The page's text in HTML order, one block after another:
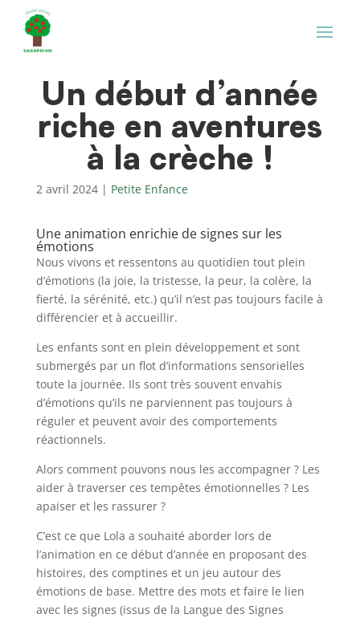
Un début d’année
riche en aventures
à la crèche !
2 avril 2024| Petite Enfance
Une animation enrichie de signes sur les
émotions
Nous vivons et ressentons au quotidien tout plein
d’émotions (la joie, la tristesse, la peur, la colère, la
fierté, la sérénité, etc.) qu’il n’est pas toujours facile à
différencier et à accueillir.
Les enfants sont en plein développement et sont
submergés par un flot d’informations sensorielles
toute la journée. Ils sont très souvent envahis
d’émotions qu’ils ne parviennent pas toujours à
réguler et peuvent avoir des comportements
réactionnels.
Alors comment pouvons nous les accompagner ? Les
aider à traverser ces tempêtes émotionnelles ? Les
apaiser et les rassurer ?
C’est ce que Lola a souhaité aborder lors de
l’animation en ce début d’année en proposant des
histoires, des comptines et un jeu autour des
émotions de base. Mettre des mots et faire le lien
avec les signes (issus de la Langue des Signes